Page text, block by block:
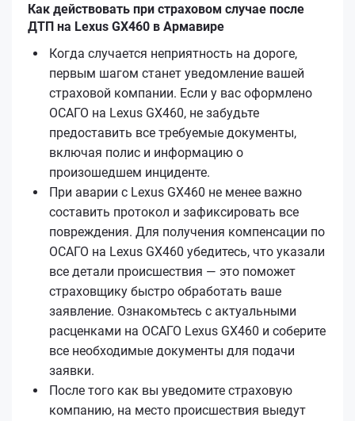
Как действовать при страховом случае после
ДТП на Lexus GX460 в Армавире
Когда случается неприятность на дороге,
первым шагом станет уведомление вашей
страховой компании. Если у вас оформлено
ОСАГО на Lexus GX460, не забудьте
предоставить все требуемые документы,
включая полис и информацию о
произошедшем инциденте.
При аварии с Lexus GX460 не менее важно
составить протокол и зафиксировать все
повреждения. Для получения компенсации по
ОСАГО на Lexus GX460 убедитесь, что указали
все детали происшествия — это поможет
страховщику быстро обработать ваше
заявление. Ознакомьтесь с актуальными
расценками на ОСАГО Lexus GX460 и соберите
все необходимые документы для подачи
заявки.
После того как вы уведомите страховую
компанию, на место происшествия выедут